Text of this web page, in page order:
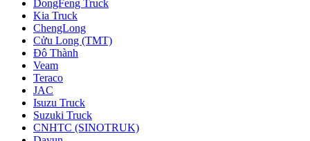
DongFeng Truck
Kia Truck
ChengLong
Cửu Long (TMT)
Đô Thành
Veam
Teraco
JAC
Isuzu Truck
Suzuki Truck
CNHTC (SINOTRUK)